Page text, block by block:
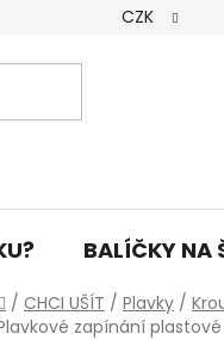
ochrany osobních údajů
CZK
BALÍČKY NA
Domů
/ CHCI UŠÍT / Plavky /
zapínání